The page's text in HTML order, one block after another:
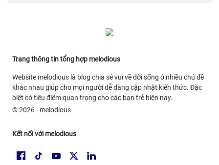
Trang thông tin tổng hợp melodious
Website melodious là blog chia sẻ vui về đời sống ở nhiều chủ đề
khác nhau giúp cho mọi người dễ dàng cập nhật kiến thức. Đặc
biệt có tiêu điểm quan trọng cho các bạn trẻ hiện nay.
© 2026 - melodious
Kết nối với melodious